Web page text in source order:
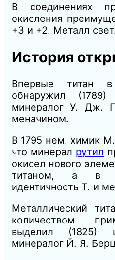
В соединениях
окисления
+3 и +2. Металл
История
Впервые титан
обнаружил (1789)
минералог У. Дж.
меначином.
В 1795 нем. химик
что минерал рутил
окисел нового
титаном, а в
идентичность Т. и
Металлический
количеством
выделил
минералог Й. Я.